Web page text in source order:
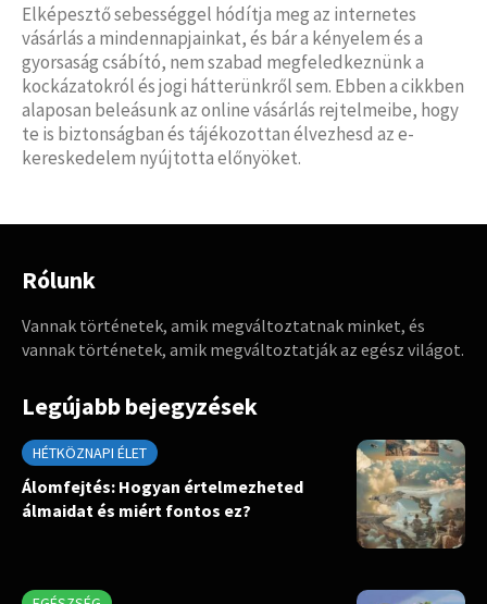
Elképesztő sebességgel hódítja meg az internetes
vásárlás a mindennapjainkat, és bár a kényelem és a
gyorsaság csábító, nem szabad megfeledkeznünk a
kockázatokról és jogi hátterünkről sem. Ebben a cikkben
alaposan beleásunk az online vásárlás rejtelmeibe, hogy
te is biztonságban és tájékozottan élvezhesd az e-
kereskedelem nyújtotta előnyöket.
Rólunk
Vannak történetek, amik megváltoztatnak minket, és
vannak történetek, amik megváltoztatják az egész világot.
Legújabb bejegyzések
HÉTKÖZNAPI ÉLET
Álomfejtés: Hogyan értelmezheted
álmaidat és miért fontos ez?